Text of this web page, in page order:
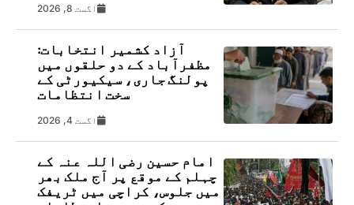
اگست 8, 2026
آزاد کشمیر انتخابات:
مظفرآباد کے دو حلقوں میں
پولنگ جاری، سیکیورٹی کے
سخت انتظامات
اگست 4, 2026
امام حسین رضی اللہ عنہ کے
چہلم کے موقع پر آج ملک بھر
میں جلوس، کراچی میں ٹریفک